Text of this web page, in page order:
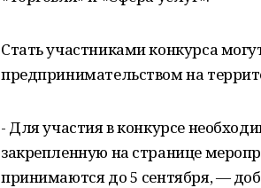
Стать участниками конкурса
предпринимательством на
- Для участия в конкурсе
закрепленную на странице
принимаются до 5 сентября, —